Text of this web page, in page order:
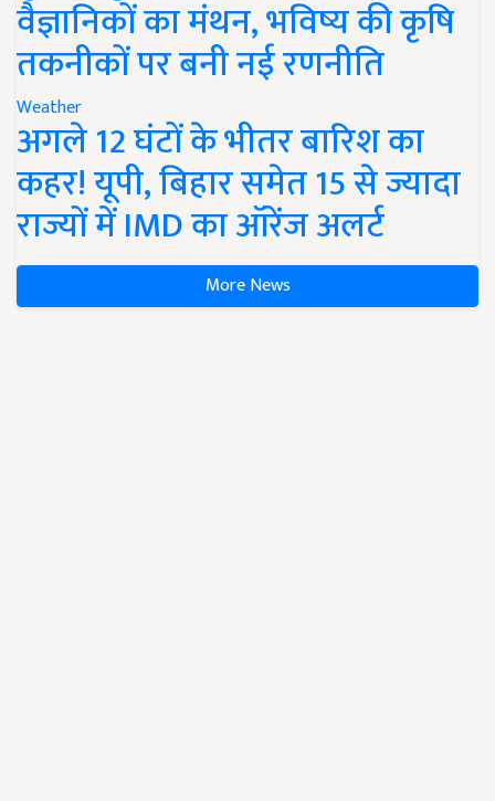
वैज्ञानिकों का मंथन, भविष्य की कृषि
तकनीकों पर बनी नई रणनीति
Weather
अगले 12 घंटों के भीतर बारिश का
कहर! यूपी, बिहार समेत 15 से ज्यादा
राज्यों में IMD का ऑरेंज अलर्ट
More News